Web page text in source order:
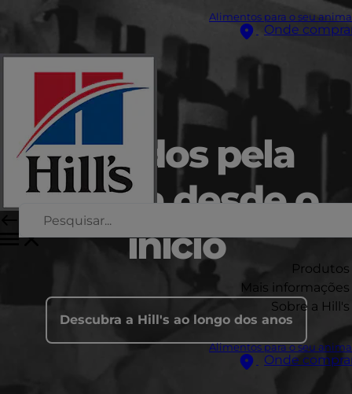
Alimentos para o seu
Onde
Produtos
Mais informações
Sobre a Hill's
Alimentos para o seu
Onde
Guiados pela
ciência desde o
início
Descubra a Hill's ao longo dos anos